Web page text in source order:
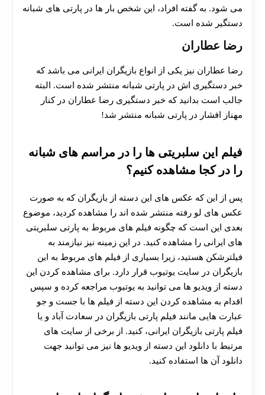
می شود. به گفته افراد، این شخص بار ها در پارتی های شبانه
دستگیر شده است.
رضا عطاران
رضا عطاران نیز یکی از انواع بازیگران ایرانی می باشد که
خبر دستگیری اش در پارتی شبانه منتشر شده است. البته
جالب است بدانید که خبر دستگیری رضا عطاران در کنار
مهناز افشار در پارتی شبانه منتشر شد!
فیلم این سلبریتی ها را در مراسم های شبانه
را در کجا مشاهده کنیم؟
پس از این که عکس های این دسته از بازیگران که به صورت
عکس های لو رفته منتشر شده اند را مشاهده کردید، موضوع
بعدی این است که چگونه فیلم های مربوط به پارتی سلبریتی
های ایرانی را مشاهده کنید. در این زمینه نیز نیازمند به
فیلترشکن هستید، زیرا بسیاری از فیلم های مربوط به این
بازیگران در سایت یوتیوب قرار دارد. برای مشاهده کردن این
دسته از ویدیو ها می توانید به یوتیوب مراجعه کرده و سپس
اقدام به مشاهده کردن این دسته از فیلم ها با جست و جو
عبارت هایی مانند فیلم پارتی بازیگران در سعادت آباد و یا
فیلم پارتی بازیگران ایرانی، کنید. از برخی از سایت های
مرتبط با دانلود این دسته از ویدیو ها نیز می توانید جهت
دانلود آن ها استفاده کنید.